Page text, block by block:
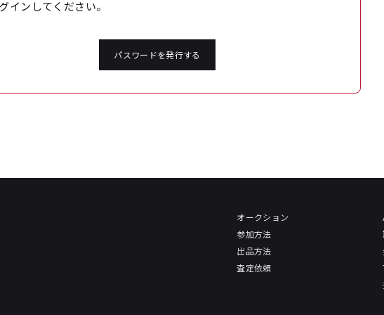
インしてください。
パスワードを発行する
オークション
参加方法
出品方法
査定依頼